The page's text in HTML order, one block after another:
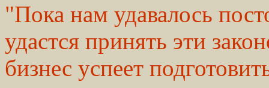
"Пока нам удавалось
удастся принять эти
бизнес успеет